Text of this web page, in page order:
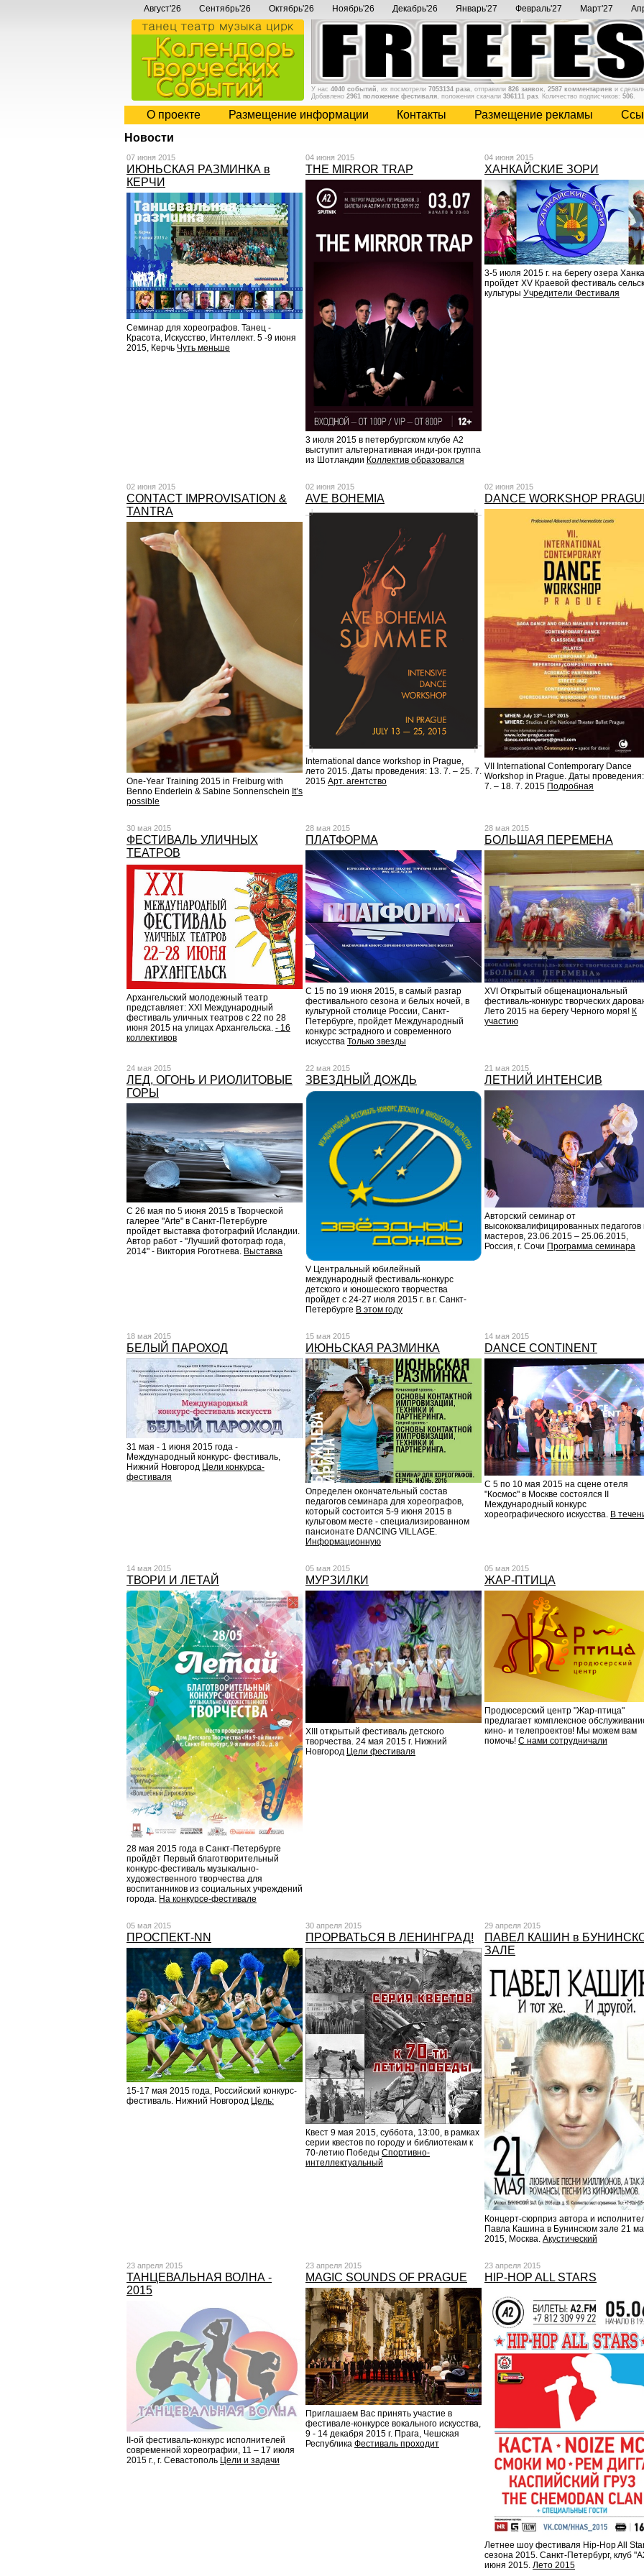
Август'26 Сентябрь'26 Октябрь'26 Ноябрь'26 Декабрь'26 Январь'27 Февраль'27 Март'27
У нас 4040 событий , их посмотрели 7053134 раза, отправили 826 заявок, 2587 комментариев и
Добавлено 2961 положение фестиваля, положения скачали 396111 раз. Количество подписчиков: 506.
О проекте Размещение информации Контакты Размещение рекламы
Новости
07 июня 2015
ИЮНЬСКАЯ РАЗМИНКА в
КЕРЧИ
Семинар для хореографов. Танец -
Красота, Искусство, Интеллект. 5 -9 июня
2015, Керчь Чуть меньше
04 июня 2015
THE MIRROR TRAP
3 июля 2015 в петербургском клубе A2
выступит альтернативная инди-рок группа
из Шотландии Коллектив образовался
04 июня 2015
ХАНКАЙСКИЕ ЗОРИ
3-5 июля 2015 г. на берегу озера Ханка
пройдет XV Краевой фестиваль
культуры Учредители Фестиваля
02 июня 2015
CONTACT IMPROVISATION &
TANTRA
One-Year Training 2015 in Freiburg with
Benno Enderlein & Sabine Sonnenschein It’s
possible
02 июня 2015
AVE BOHEMIA
International dance workshop in Prague,
лето 2015. Даты проведения: 13. 7. – 25. 7.
2015 Арт. агентство
02 июня 2015
DANCE WORKSHOP
VII International Contemporary Dance
Workshop in Prague. Даты
7. – 18. 7. 2015 Подробная
30 мая 2015
ФЕСТИВАЛЬ УЛИЧНЫХ
ТЕАТРОВ
Архангельский молодежный театр
представляет: XXI Международный
фестиваль уличных театров с 22 по 28
июня 2015 на улицах Архангельска. - 16
коллективов
28 мая 2015
ПЛАТФОРМА
С 15 по 19 июня 2015, в самый разгар
фестивального сезона и белых ночей, в
культурной столице России, Санкт-
Петербурге, пройдет Международный
конкурс эстрадного и современного
искусства Только звезды
28 мая 2015
БОЛЬШАЯ ПЕРЕМЕНА
XVI Открытый общенациональный
фестиваль-конкурс творческих
Лето 2015 на берегу Черного моря! К
участию
24 мая 2015
ЛЕД, ОГОНЬ И РИОЛИТОВЫЕ
ГОРЫ
С 26 мая по 5 июня 2015 в Творческой
галерее "Arte" в Санкт-Петербурге
пройдет выставка фотографий Исландии.
Автор работ - "Лучший фотограф года,
2014" - Виктория Роготнева. Выставка
22 мая 2015
ЗВЕЗДНЫЙ ДОЖДЬ
V Центральный юбилейный
международный фестиваль-конкурс
детского и юношеского творчества
пройдет с 24-27 июля 2015 г. в г. Санкт-
Петербурге В этом году
21 мая 2015
ЛЕТНИЙ ИНТЕНСИВ
Авторский семинар от
высококвалифицированных педагогов
мастеров, 23.06.2015 – 25.06.2015,
Россия, г. Сочи Программа семинара
18 мая 2015
БЕЛЫЙ ПАРОХОД
31 мая - 1 июня 2015 года -
Международный конкурс- фестиваль,
Нижний Новгород Цели конкурса-
фестиваля
15 мая 2015
ИЮНЬСКАЯ РАЗМИНКА
Определен окончательный состав
педагогов семинара для хореографов,
который состоится 5-9 июня 2015 в
культовом месте - специализированном
пансионате DANCING VILLAGE.
Информационную
14 мая 2015
DANCE CONTINENT
С 5 по 10 мая 2015 на сцене отеля
"Космос" в Москве состоялся II
Международный конкурс
хореографического искусства. В
14 мая 2015
ТВОРИ И ЛЕТАЙ
28 мая 2015 года в Санкт-Петербурге
пройдёт Первый благотворительный
конкурс-фестиваль музыкально-
художественного творчества для
воспитанников из социальных учреждений
города. На конкурсе-фестивале
05 мая 2015
МУРЗИЛКИ
XIII открытый фестиваль детского
творчества. 24 мая 2015 г. Нижний
Новгород Цели фестиваля
05 мая 2015
ЖАР-ПТИЦА
Продюсерский центр "Жар-птица"
предлагает комплексное
кино- и телепроектов! Мы можем вам
помочь! С нами сотрудничали
05 мая 2015
ПРОСПЕКТ-NN
15-17 мая 2015 года, Российский конкурс-
фестиваль. Нижний Новгород Цель:
30 апреля 2015
ПРОРВАТЬСЯ В ЛЕНИНГРАД!
Квест 9 мая 2015, суббота, 13:00, в рамках
серии квестов по городу и библиотекам к
70-летию Победы Спортивно-
интеллектуальный
29 апреля 2015
ПАВЕЛ КАШИН в
ЗАЛЕ
Концерт-сюрприз автора и
Павла Кашина в Бунинском зале 21
2015, Москва. Акустический
23 апреля 2015
ТАНЦЕВАЛЬНАЯ ВОЛНА -
2015
II-ой фестиваль-конкурс исполнителей
современной хореографии, 11 – 17 июля
2015 г., г. Севастополь Цели и задачи
23 апреля 2015
MAGIC SOUNDS OF PRAGUE
Приглaшaем Вaс принять учaстие в
фестивале-конкурсе вокального искусства,
9 - 14 декабря 2015 г. Прага, Чешская
Республика Фестиваль проходит
23 апреля 2015
HIP-HOP ALL STARS
Летнее шоу фестиваля Hip-Hop All
сезона 2015. Санкт-Петербург, клуб
июня 2015. Лето 2015